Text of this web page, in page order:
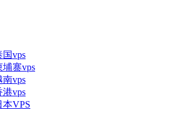
国vps
埔寨vps
南vps
港vps
本VPS